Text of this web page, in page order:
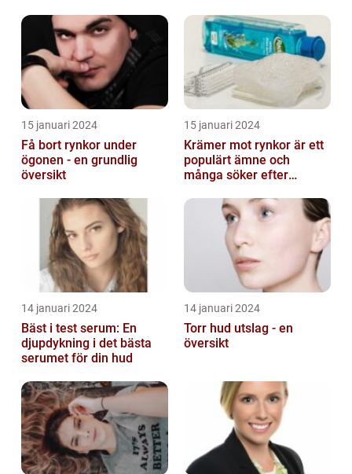
15 januari 2024
Få bort rynkor under
ögonen - en grundlig
översikt
15 januari 2024
Krämer mot rynkor är ett
populärt ämne och
många söker efter
fungerar
14 januari 2024
Bäst i test serum: En
djupdykning i det bästa
serumet för din hud
14 januari 2024
Torr hud utslag - en
översikt